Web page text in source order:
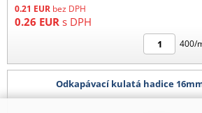
0.21 EUR bez DPH
0.26 EUR s DPH
400/
Odkapávací kulatá hadice